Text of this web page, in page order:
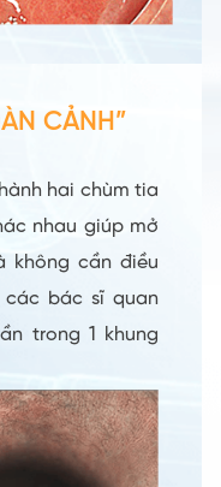
CẢNH”
hai chùm tia
nhau giúp mở
không cần điều
các bác sĩ quan
trong 1 khung